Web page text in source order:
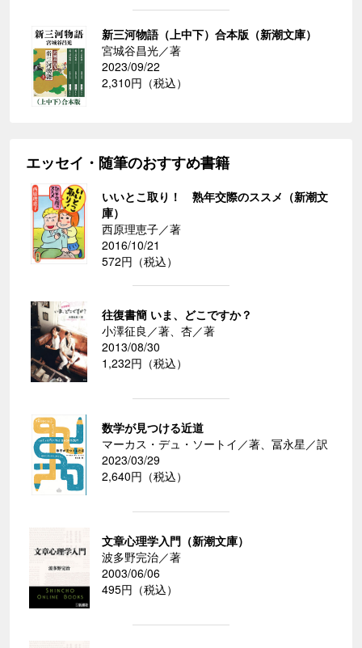
新三河物語（上中下）合本版（新潮文庫）
宮城谷昌光／著
2023/09/22
2,310円（税込）
エッセイ・随筆のおすすめ書籍
いいとこ取り！ 熟年交際のススメ（新潮文
庫）
西原理恵子／著
2016/10/21
572円（税込）
往復書簡 いま、どこですか？
小澤征良／著、杏／著
2013/08/30
1,232円（税込）
数学が見つける近道
マーカス・デュ・ソートイ／著、冨永星／訳
2023/03/29
2,640円（税込）
文章心理学入門（新潮文庫）
波多野完治／著
2003/06/06
495円（税込）